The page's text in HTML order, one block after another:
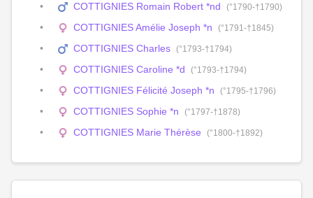
COTTIGNIES Romain Robert *nd (°1790-†1790)
COTTIGNIES Amélie Joseph *n (°1791-†1845)
COTTIGNIES Charles (°1793-†1794)
COTTIGNIES Caroline *d (°1793-†1794)
COTTIGNIES Félicité Joseph *n (°1795-†1796)
COTTIGNIES Sophie *n (°1797-†1878)
COTTIGNIES Marie Thérèse (°1800-†1892)